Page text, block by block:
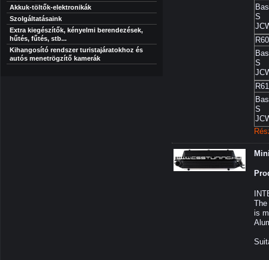
Akkuk-töltők-elektronikák
Szolgáltatásaink
Extra kiegészítők, kényelmi berendezések,
hűtés, fűtés, stb...
Kihangosító rendszer turistajáratokhoz és
autós menetrögzítő kamerák
S
S
S
is